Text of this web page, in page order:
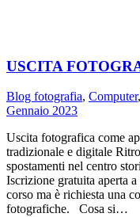
USCITA
Blog fotografia, Computer,
Gennaio 2023
Uscita fotografica come
tradizionale e digitale
spostamenti nel centro
Iscrizione gratuita aperta
corso ma è richiesta una
fotografiche. Cosa si…